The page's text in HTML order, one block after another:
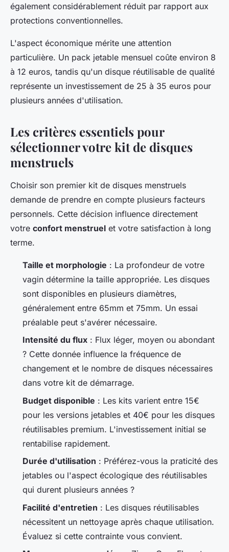
également considérablement réduit par rapport aux
protections conventionnelles.
L'aspect économique mérite une attention
particulière. Un pack jetable mensuel coûte environ 8
à 12 euros, tandis qu'un disque réutilisable de qualité
représente un investissement de 25 à 35 euros pour
plusieurs années d'utilisation.
Les critères essentiels pour
sélectionner votre kit de disques
menstruels
Choisir son premier kit de disques menstruels
demande de prendre en compte plusieurs facteurs
personnels. Cette décision influence directement
votre confort menstruel et votre satisfaction à long
terme.
Taille et morphologie : La profondeur de votre
vagin détermine la taille appropriée. Les disques
sont disponibles en plusieurs diamètres,
généralement entre 65mm et 75mm. Un essai
préalable peut s'avérer nécessaire.
Intensité du flux : Flux léger, moyen ou abondant
? Cette donnée influence la fréquence de
changement et le nombre de disques nécessaires
dans votre kit de démarrage.
Budget disponible : Les kits varient entre 15€
pour les versions jetables et 40€ pour les disques
réutilisables premium. L'investissement initial se
rentabilise rapidement.
Durée d'utilisation : Préférez-vous la praticité des
jetables ou l'aspect écologique des réutilisables
qui durent plusieurs années ?
Facilité d'entretien : Les disques réutilisables
nécessitent un nettoyage après chaque utilisation.
Évaluez si cette contrainte vous convient.